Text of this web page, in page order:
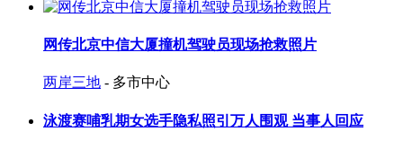
网传北京中信大厦撞机驾驶员现场抢救照片
两岸三地 - 多市中心
泳渡赛哺乳期女选手隐私照引万人围观 当事人回应